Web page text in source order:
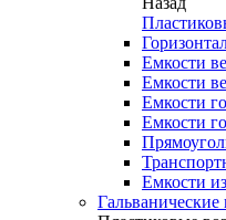
Емкости
Емкости
Емкости
Емкости
Емкости